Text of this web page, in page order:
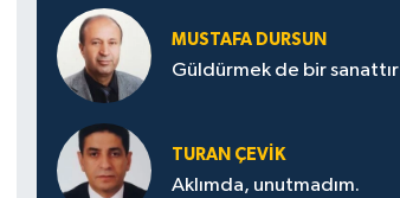
MUSTAFA DURSUN
Güldürmek de bir sanattır
TURAN ÇEVİK
Aklımda, unutmadım.